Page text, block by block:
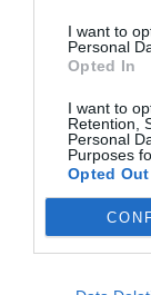
I want to
Personal
Opted In
I want to
Retention,
Personal
Purposes
Opted Out